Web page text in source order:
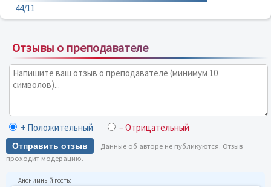
44/11
Отзывы о преподавателе
+ Положительный – Отрицательный
Отправить отзыв
Данные об авторе не публикуются. Отзыв
проходит модерацию.